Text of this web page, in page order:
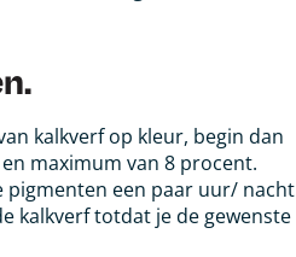
kalkverf op kleur, begin dan
maximum van 8 procent.
pigmenten een paar uur/ nacht
kalkverf totdat je de gewenste